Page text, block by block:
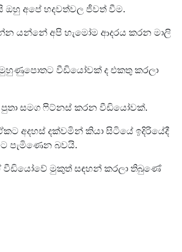
අපේ හදවත්වල ජීවත් වීම.
යන්නේ අපි හැමෝම ආදරය කරන මාලි
මුහුණුපොතට වීඩියෝවක් ද එකතු කරලා
සමග ෆිට්නස් කරන වීඩියෝවක්.
අදහස් දක්වමින් කියා සිටියේ ඉදිරියේදී
පැමිණෙන බවයි.
වීඩියෝවේ මුකුත් සඳහන් කරලා තිබුණේ